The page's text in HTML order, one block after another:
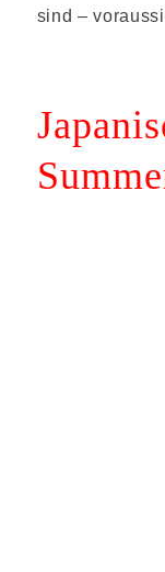
sind –